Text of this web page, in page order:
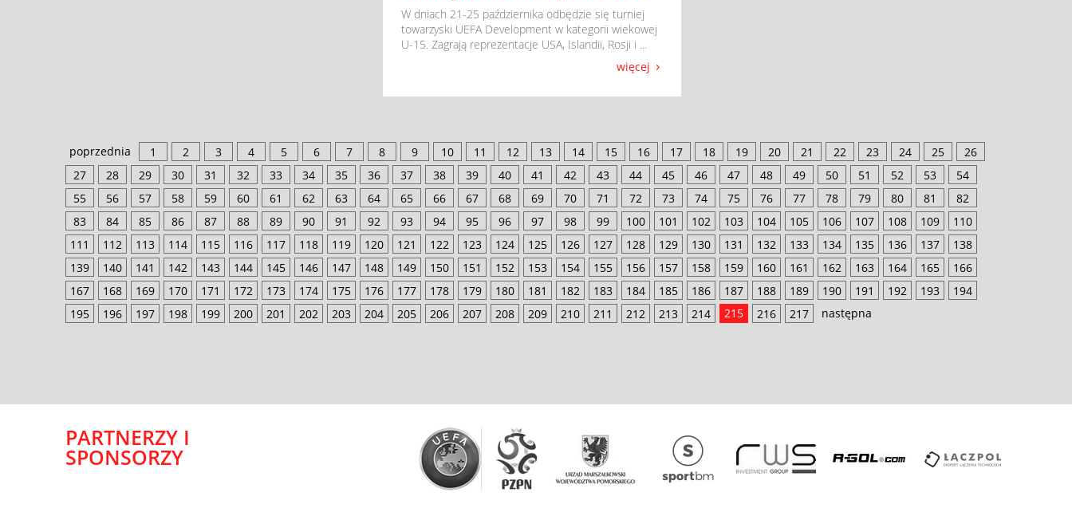
​ W dniach 21-25 października odbędzie się turniej
towarzyski UEFA Development w kategorii wiekowej
U-15. Zagrają reprezentacje USA, Islandii, Rosji i ...
więcej
poprzednia 1 2 3 4 5 6 7 8 9 10 11 12 13 14 15 16 17 18 19 20 21 22 23 24 25
26
27
28 29 30 31 32 33 34 35 36 37 38 39 40 41 42 43 44 45 46 47 48 49 50 51 52 53
54
55
56 57 58 59 60 61 62 63 64 65 66 67 68 69 70 71 72 73 74 75 76 77 78 79 80 81
82
83
84 85 86 87 88 89 90 91 92 93 94 95 96 97 98 99 100 101 102 103 104 105 106 107 108 109
110
111
112 113 114 115 116 117 118 119 120 121 122 123 124 125 126 127 128 129 130 131 132 133 134 135 136 137
138
139
140 141 142 143 144 145 146 147 148 149 150 151 152 153 154 155 156 157 158 159 160 161 162 163 164 165
166
167
168 169 170 171 172 173 174 175 176 177 178 179 180 181 182 183 184 185 186 187 188 189 190 191 192 193
194
195
196 197 198 199 200 201 202 203 204 205 206 207 208 209 210 211 212 213 214 215 216 217 następna
PARTNERZY I
SPONSORZY